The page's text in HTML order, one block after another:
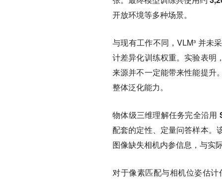
开放环境等多种场景。
与现有工作不同，VLM³ 并未
计差异化训练权重。实验表明
来源并不一定能带来性能提升
整体泛化能力。
物体级三维理解任务完全沿
配套的定性、定量问答样本。
图像缺失相机内参信息，与实
对于像素匹配与相机位姿估